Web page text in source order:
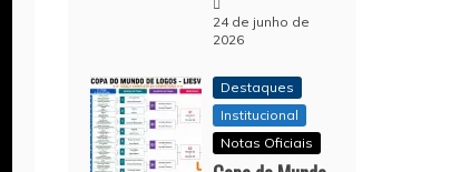
24 de junho de
2026
Destaques
Institucional
Notas Oficiais